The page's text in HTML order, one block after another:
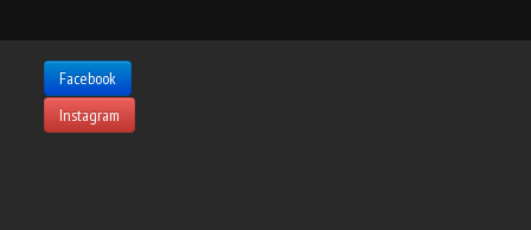
Facebook
Instagram